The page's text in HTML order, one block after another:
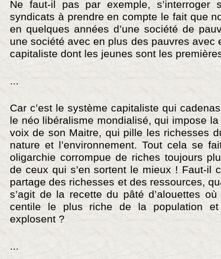
Ne faut-il pas par exemple, s’interroger
syndicats à prendre en compte le fait que
en quelques années d’une société de
une société avec en plus des pauvres avec
capitaliste dont les jeunes sont les
...
Car c’est le système capitaliste qui
le néo libéralisme mondialisé, qui impose
voix de son Maitre, qui pille les richesses
nature et l’environnement. Tout cela se
oligarchie corrompue de riches toujours
de ceux qui s’en sortent le mieux ! Faut-il
partage des richesses et des ressources,
s’agit de la recette du pâté d’alouettes
centile le plus riche de la population
explosent ?
...